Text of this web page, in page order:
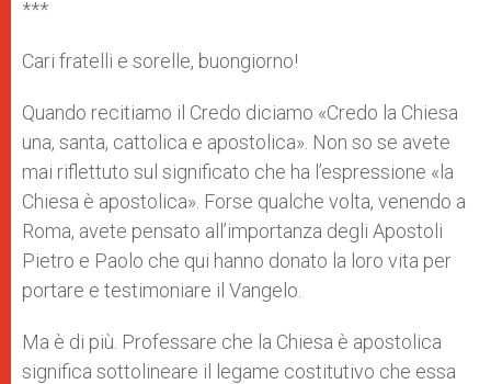
***
Cari fratelli e sorelle, buongiorno!
Quando recitiamo il Credo diciamo «Credo la Chiesa
una, santa, cattolica e apostolica». Non so se avete
mai riflettuto sul significato che ha l’espressione «la
Chiesa è apostolica». Forse qualche volta, venendo a
Roma, avete pensato all’importanza degli Apostoli
Pietro e Paolo che qui hanno donato la loro vita per
portare e testimoniare il Vangelo.
Ma è di più. Professare che la Chiesa è apostolica
significa sottolineare il legame costitutivo che essa